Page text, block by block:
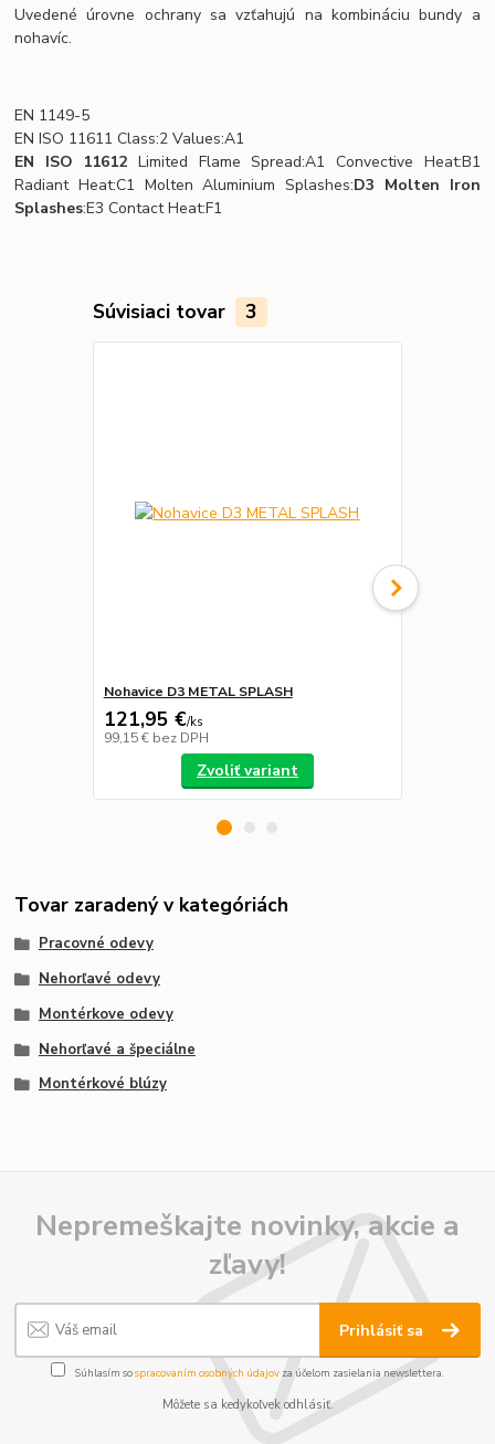
Uvedené úrovne ochrany sa vzťahujú na kombináciu bundy a
nohavíc.
EN 1149-5
EN ISO 11611 Class:2 Values:A1
EN ISO 11612 Limited Flame Spread:A1 Convective Heat:B1
Radiant Heat:C1 Molten Aluminium Splashes:D3 Molten Iron
Splashes:E3 Contact Heat:F1
Súvisiaci tovar 3
Nohavice D3 METAL SPLASH
121,95 €/ks
99,15 € bez DPH
Zvoliť variant
Tovar zaradený v kategóriách
Pracovné odevy
Nehorľavé odevy
Montérkove odevy
Nehorľavé a špeciálne
Montérkové blúzy
Nepremeškajte novinky, akcie a
zľavy!
Prihlásiť sa
Súhlasím sospracovaním osobných údajov za účelom zasielania newslettera.
Môžete sa kedykoľvek odhlásiť.